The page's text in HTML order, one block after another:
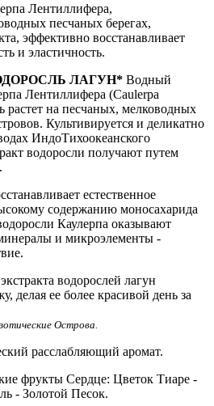
Лентиллифера,
песчаных берегах,
эффективно восстанавливает
и эластичность.
ЛАГУН* Водный
Лентиллифера (Caulerpa
растет на песчаных, мелководных
Культивируется и деликатно
ИндоТихоокеанского
водоросли получают путем
естественное
содержанию моносахарида
Каулерпа оказывают
и микроэлементы -
водорослей лагун
делая ее более красивой день за
Острова.
расслабляющий аромат.
фрукты Сердце: Цветок Тиаре -
- Золотой Песок.